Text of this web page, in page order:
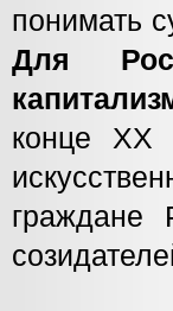
понимать
Для
конце ХХ
граждане